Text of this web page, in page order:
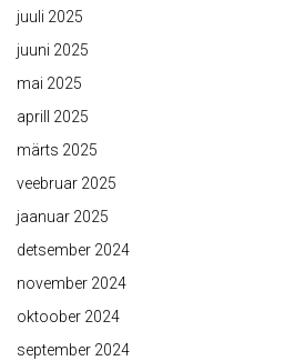
juuli 2025
juuni 2025
mai 2025
aprill 2025
märts 2025
veebruar 2025
jaanuar 2025
detsember 2024
november 2024
oktoober 2024
september 2024